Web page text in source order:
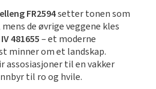
FR2594setter tonen som
de øvrige veggene kles
481655– et moderne
minner om et landskap.
assosiasjoner til en vakker
til ro og hvile.